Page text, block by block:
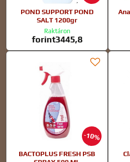
POND SUPPORT POND
SALT 1200gr
Raktáron
forint3445,8
10%
BACTOPLUS FRESH PSB